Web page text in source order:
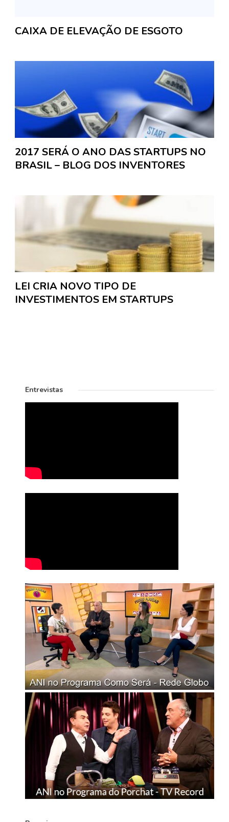
CAIXA DE ELEVAÇÃO DE ESGOTO
2017 SERÁ O ANO DAS STARTUPS NO
BRASIL – BLOG DOS INVENTORES
LEI CRIA NOVO TIPO DE
INVESTIMENTOS EM STARTUPS
Entrevistas